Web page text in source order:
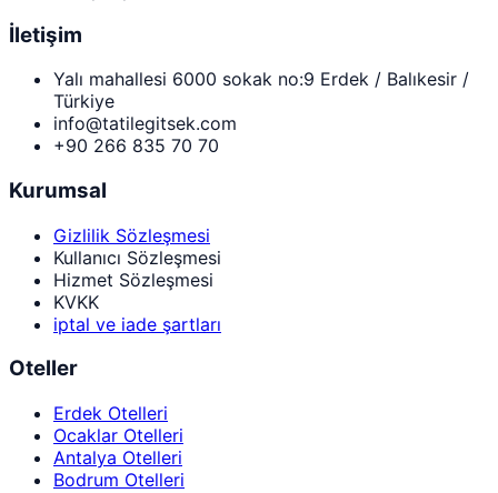
İletişim
Yalı mahallesi 6000 sokak no:9 Erdek / Balıkesir /
Türkiye
info@tatilegitsek.com
+90 266 835 70 70
Kurumsal
Gizlilik Sözleşmesi
Kullanıcı Sözleşmesi
Hizmet Sözleşmesi
KVKK
iptal ve iade şartları
Oteller
Erdek Otelleri
Ocaklar Otelleri
Antalya Otelleri
Bodrum Otelleri